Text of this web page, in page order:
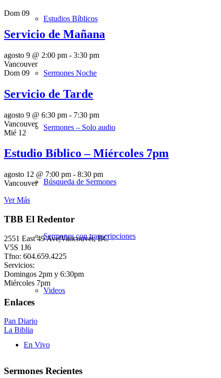
Estudios Bíblicos
Sermones Noche
Sermones – Solo audio
Búsqueda de Sermones
Sermones con transcripciones
Videos
En Vivo
Dom 09
Servicio de Mañana
agosto 9 @ 2:00 pm - 3:30 pm
Vancouver
Dom 09
Servicio de Tarde
agosto 9 @ 6:30 pm - 7:30 pm
Vancouver
Mié 12
Estudio Bíblico – Miércoles 7pm
agosto 12 @ 7:00 pm - 8:30 pm
Vancouver
Ver Más
TBB El Redentor
2551 East 49 Ave|Vancouver, BC
V5S 1J6
Tfno: 604.659.4225
Servicios:
Domingos 2pm y 6:30pm
Miércoles 7pm
Enlaces
Pan Diario
La Biblia
Sermones Recientes